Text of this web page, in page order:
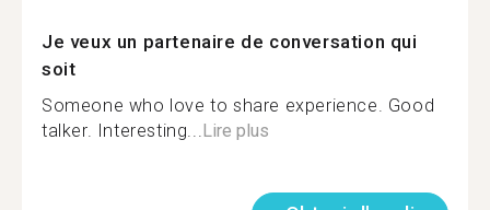
Je veux un partenaire de conversation qui
soit
Someone who love to share experience. Good
talker. Interesting...Lire plus